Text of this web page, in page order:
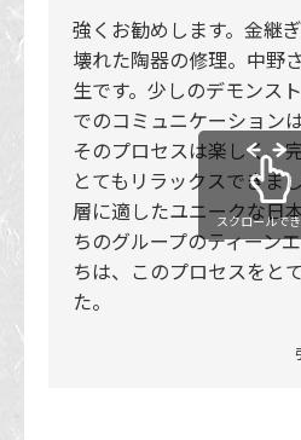
強くお勧めします。金継
壊れた陶器の修理。中野
生です。少しのデモンス
でのコミュニケーション
そのプロセスは楽しく、
とてもリラックスできま
層に適したユニークな日
ちのグループのティーン
ちは、このプロセスをと
た。
スクロールで